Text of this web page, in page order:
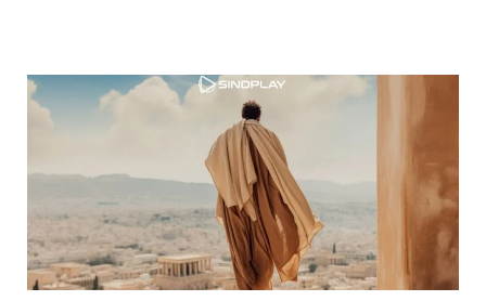
PagePagePagePage